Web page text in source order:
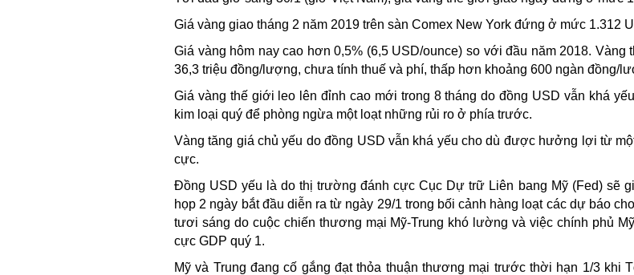
Giá vàng giao tháng 2 năm 2019 trên sàn Comex New York đứng ở mức 1.312
Giá vàng hôm nay cao hơn 0,5% (6,5 USD/ounce) so với đầu năm 2018.
36,3 triệu đồng/lượng, chưa tính thuế và phí, thấp hơn khoảng 600 ngàn đồng/
Giá vàng thế giới leo lên đỉnh cao mới trong 8 tháng do đồng USD vẫn khá
kim loại quý để phòng ngừa một loạt những rủi ro ở phía trước.
Vàng tăng giá chủ yếu do đồng USD vẫn khá yếu cho dù được hưởng lợi từ
cực.
Đồng USD yếu là do thị trường đánh cực Cục Dự trữ Liên bang Mỹ (Fed) sẽ
họp 2 ngày bắt đầu diễn ra từ ngày 29/1 trong bối cảnh hàng loạt các dự báo
tươi sáng do cuộc chiến thương mại Mỹ-Trung khó lường và việc chính phủ
cực GDP quý 1.
Mỹ và Trung đang cố gắng đạt thỏa thuận thương mại trước thời hạn 1/3 khi